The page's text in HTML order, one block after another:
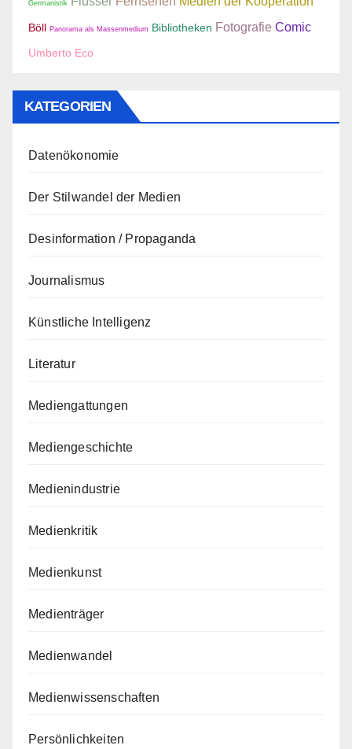
Germanistik
Böll Panorama als Massenmedium Bibliotheken Fotografie Comic
Umberto Eco
KATEGORIEN
Datenökonomie
Der Stilwandel der Medien
Desinformation / Propaganda
Journalismus
Künstliche Intelligenz
Literatur
Mediengattungen
Mediengeschichte
Medienindustrie
Medienkritik
Medienkunst
Medienträger
Medienwandel
Medienwissenschaften
Persönlichkeiten